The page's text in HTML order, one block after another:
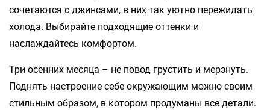
сочетаются с джинсами, в них так уютно пережидать
холода. Выбирайте подходящие оттенки и
наслаждайтесь комфортом.
Три осенних месяца – не повод грустить и мерзнуть.
Поднять настроение себе окружающим можно своим
стильным образом, в котором продуманы все детали.